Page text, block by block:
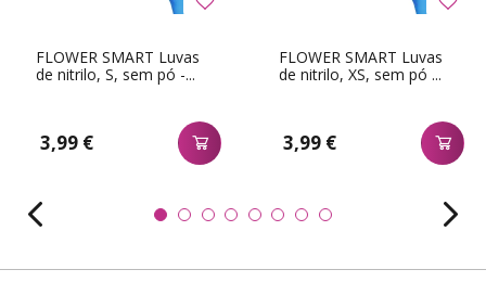
FLOWER SMART Luvas
de nitrilo, S, sem pó -...
3,99 €
FLOWER SMART Luvas
de nitrilo, XS, sem pó ...
3,99 €